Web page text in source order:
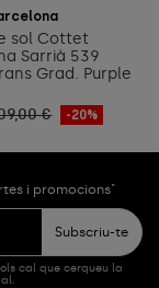
sol Cottet
Sarrià 539
Grad. Purple
€ -20%
i promocions"
Subscriu-te
cal que cerqueu la